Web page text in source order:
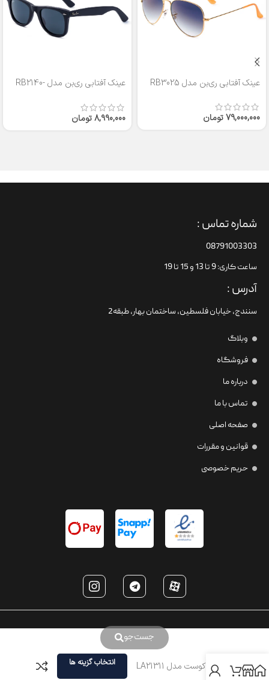
عینک آفتابی ری‌بن مدل RB3025
79,000,000تومان
عینک آفتابی ری‌بن مدل RB2140-
8,990,000تومان
جست‌جو
شماره تماس :
08791003303
ساعت کاری: 9 تا 13 و 15 تا 19
آدرس :
سنندج، خیابان فلسطین،‌ ساختمان بهار، طبقه2
وبلاگ
فروشگاه
درباره ما
تماس با ما
صفحه اصلی
قوانین و مقررات
حریم خصوصی
عینک لاکوست مدل LA21311 انتخاب گزینه ها